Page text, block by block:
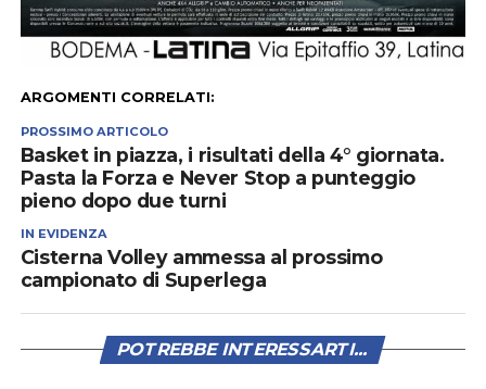
ARGOMENTI CORRELATI:
PROSSIMO ARTICOLO
Basket in piazza, i risultati della 4° giornata.
Pasta la Forza e Never Stop a punteggio
pieno dopo due turni
IN EVIDENZA
Cisterna Volley ammessa al prossimo
campionato di Superlega
POTREBBE INTERESSARTI...